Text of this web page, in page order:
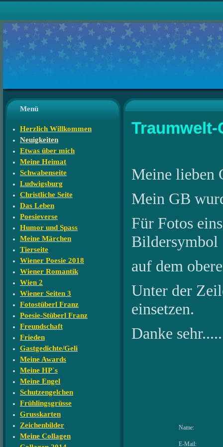
Menü
Herzlich Willkommen
Neuigkeiten
Etwas über mich
Meine Heimat
Schwabenseite
Ludwigsburg
Christliche Seite
Das Leben
Poesieverse
Humor und Spass
Meine Märchen
Tierseite
Wiener Poesie 2018
Wiener Romantik
Wien 2
Wiener Seiten 3
Fotostüberl Franz
Poesie-Stüberl Franz
Freundschaft
Frieden
Gastgedichte/Geli
Meine Awards
Meine HP`s
Meine Engel
Schutzengelchen
Frühlingsgrüsse
Grusskarten
Zeichenbilder
Meine Collagen
Meine lieben
Mein GB
Für Fotos
Bildersymbol
auf dem
Unter der
einsetzen.
Danke
Name:
E-Mail: